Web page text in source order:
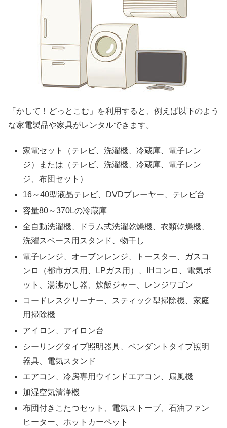
「かして！どっとこむ」を利用すると、例えば以下のよう
な家電製品や家具がレンタルできます。
家電セット（テレビ、洗濯機、冷蔵庫、電子レン
ジ）または（テレビ、洗濯機、冷蔵庫、電子レン
ジ、布団セット）
16～40型液晶テレビ、DVDプレーヤー、テレビ台
容量80～370Lの冷蔵庫
全自動洗濯機、ドラム式洗濯乾燥機、衣類乾燥機、
洗濯スペース用スタンド、物干し
電子レンジ、オーブンレンジ、トースター、ガスコ
ンロ（都市ガス用、LPガス用）、IHコンロ、電気ポ
ット、湯沸かし器、炊飯ジャー、レンジワゴン
コードレスクリーナー、スティック型掃除機、家庭
用掃除機
アイロン、アイロン台
シーリングタイプ照明器具、ペンダントタイプ照明
器具、電気スタンド
エアコン、冷房専用ウインドエアコン、扇風機
加湿空気清浄機
布団付きこたつセット、電気ストーブ、石油ファン
ヒーター、ホットカーペット